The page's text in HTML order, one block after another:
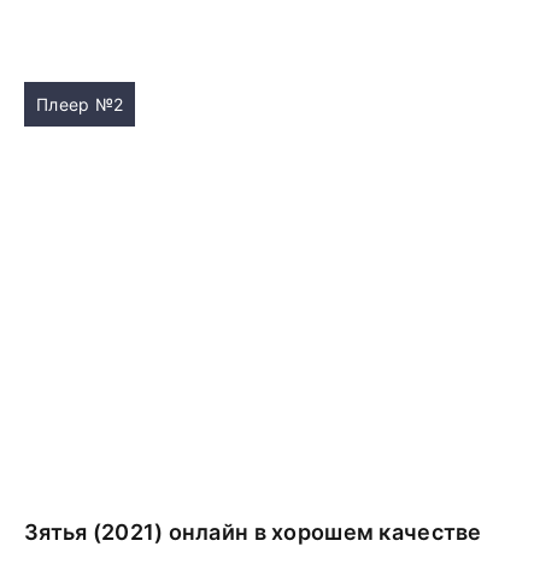
Плеер №2
Зятья (2021) онлайн в хорошем качестве